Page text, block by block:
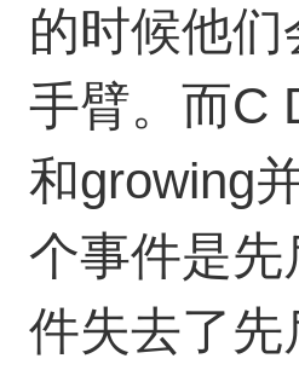
的时候他
手臂。而C
和growing
个事件是
件失去了